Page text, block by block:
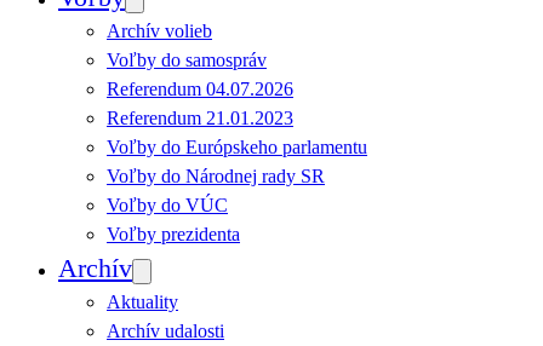
Archív volieb
Voľby do samospráv
Referendum 04.07.2026
Referendum 21.01.2023
Voľby do Európskeho parlamentu
Voľby do Národnej rady SR
Voľby do VÚC
Voľby prezidenta
Archív
Aktuality
Archív udalosti